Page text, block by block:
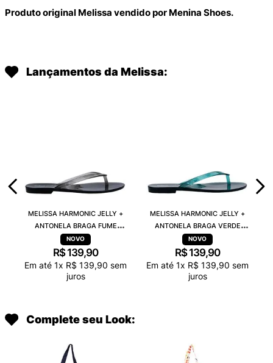
Produto original Melissa vendido por Menina Shoes.
Lançamentos da Melissa:
MELISSA HARMONIC JELLY +
ANTONELA BRAGA FUME
TRANSPARENTE 38263
R$ 139,90
Em até 1x R$ 139,90 sem
juros
MELISSA HARMONIC JELLY +
ANTONELA BRAGA VERDE
TRANSPARENTE 38263
R$ 139,90
Em até 1x R$ 139,90 sem
juros
Complete seu Look: